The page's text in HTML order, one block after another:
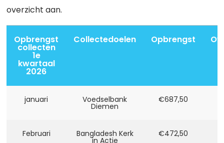
overzicht aan.
Opbrengst
collecten
1e
kwartaal
2026
Collectedoelen Opbrengst
januari Voedselbank
Diemen
€687,50
Februari Bangladesh Kerk
in Actie
€472,50